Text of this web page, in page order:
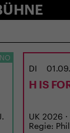
DI 01.09.
H IS
UK 2026 ·
Regie: